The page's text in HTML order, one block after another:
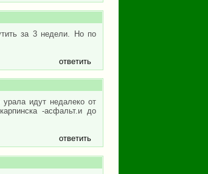
за 3 недели. Но по
ответить
урала идут недалеко от
-асфальт.и до
ответить